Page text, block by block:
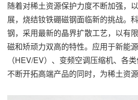
随着对稀土资源保护力度不断加强，
展，烧结钕铁硼磁钢面临新的挑战。
钢，采用最新的晶界扩散工艺，以有
磁和矫顽力双高的特性。应用于新能
（HEV/EV）、变频空调压缩机、各
不断开拓高端产品的同时，为稀土资